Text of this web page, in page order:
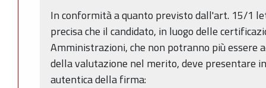
In conformità a quanto previsto dall'art. 15/1
precisa che il candidato, in luogo delle
Amministrazioni, che non potranno più
della valutazione nel merito, deve presentare
autentica della firma: